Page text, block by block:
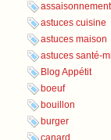
astuces cuisine
astuces maison
astuces santé-
Blog Appétit
boeuf
bouillon
burger
canard